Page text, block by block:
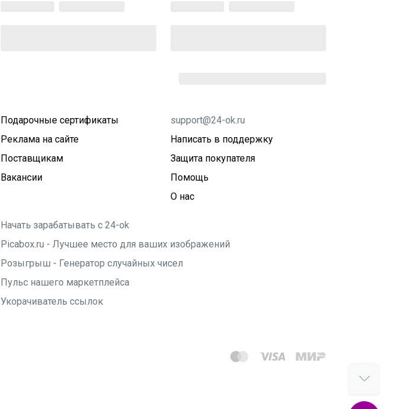
Подарочные сертификаты
Реклама на сайте
Поставщикам
Вакансии
support@24-ok.ru
Написать в поддержку
Защита покупателя
Помощь
О нас
Начать зарабатывать с 24-ok
Picabox.ru - Лучшее место для ваших изображений
Розыгрыш - Генератор случайных чисел
Пульс нашего маркетплейса
Укорачиватель ссылок